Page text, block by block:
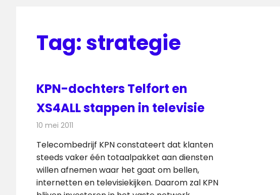
Tag:strategie
KPN-dochters Telfort en
XS4ALL stappen in televisie
10 mei 2011
Telecombedrijf KPN constateert dat klanten
steeds vaker één totaalpakket aan diensten
willen afnemen waar het gaat om bellen,
internetten en televisiekijken. Daarom zal KPN